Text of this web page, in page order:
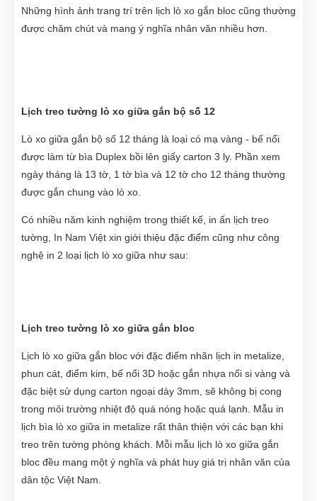
Những hình ảnh trang trí trên lịch lò xo gắn bloc cũng thường
được chăm chút và mang ý nghĩa nhân văn nhiều hơn.
Lịch treo tường lò xo giữa gắn bộ số 12
Lò xo giữa gắn bộ số 12 tháng là loại có mạ vàng - bế nổi
được làm từ bìa Duplex bồi lên giấy carton 3 ly. Phần xem
ngày tháng là 13 tờ, 1 tờ bìa và 12 tờ cho 12 tháng thường
được gắn chung vào lò xo.
Có nhiều năm kinh nghiệm trong thiết kế, in ấn lịch treo
tường, In Nam Việt xin giới thiệu đặc điểm cũng như công
nghệ in 2 loại lịch lò xo giữa như sau:
Lịch treo tường lò xo giữa gắn bloc
Lịch lò xo giữa gắn bloc với đặc điểm nhãn lịch in metalize,
phun cát, điểm kim, bế nổi 3D hoặc gắn nhựa nổi si vàng và
đặc biệt sử dụng carton ngoại dày 3mm, sẽ không bị cong
trong môi trường nhiệt độ quá nóng hoặc quá lạnh. Mẫu in
lịch bìa lò xo giữa in metalize rất thân thiện với các bạn khi
treo trên tường phòng khách. Mỗi mẫu lịch lò xo giữa gắn
bloc đều mang một ý nghĩa và phát huy giá trị nhân văn của
dân tộc Việt Nam.